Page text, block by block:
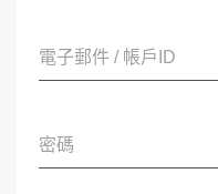
電子郵件 / 帳戶ID
密碼